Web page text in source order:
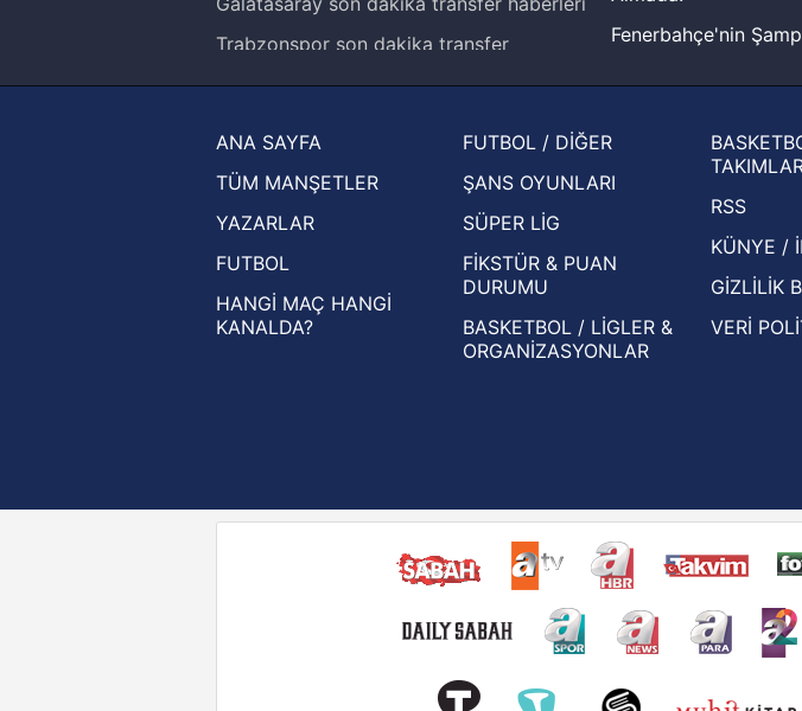
Trabzonspor son dakika transfer
Ziraat Türkiye Kupası haberleri
UEFA Şampiyonlar Ligi haberleri
UEFA Avrupa Ligi haberleri
UEFA Konferans Ligi haberleri
Fenerbahçe'nin
Zabrze'yi elerlerse...
basından gündem
Beşiktaş'ın UEFA
Eleme Turu
ANA SAYFA
TÜM MANŞETLER
YAZARLAR
FUTBOL
HANGİ MAÇ HANGİ
KANALDA?
FUTBOL / DİĞER
ŞANS OYUNLARI
SÜPER LİG
FİKSTÜR & PUAN
DURUMU
BASKETBOL / LİGLER &
ORGANİZASYONLAR
RSS
KÜNYE /
GİZLİLİK
VERİ